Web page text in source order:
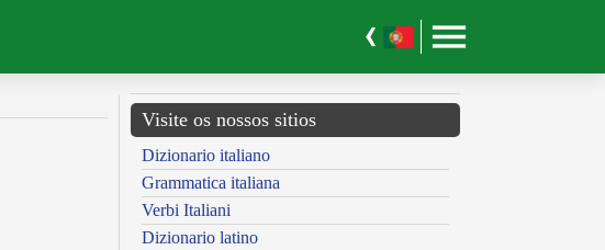
Visite os nossos sitios
Dizionario italiano
Grammatica italiana
Verbi Italiani
Dizionario latino